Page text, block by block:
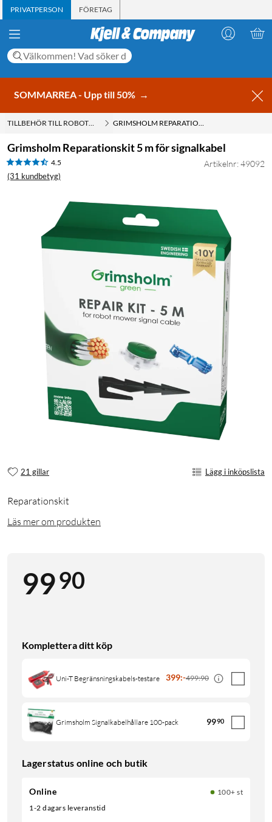
PRIVATPERSON FÖRETAG
SOMMARREA - Upp till 50% →
TILLBEHÖR TILL ROBOTGRÄSKLIPPARE GRIMSHOLM REPARATIONSKIT 5 M FÖR SIGNALKABEL
Grimsholm Reparationskit 5 m för signalkabel
4.5
(31 kundbetyg)
Artikelnr: 49092
21 gillar Lägg i inköpslista
Reparationskit
Läs mer om produkten
9990
Komplettera ditt köp
Uni-T Begränsningskabels-testare 399:-499:90
Grimsholm Signalkabelhållare 100-pack 9990
Lagerstatus online och butik
Online
100+ st
1-2 dagars leveranstid